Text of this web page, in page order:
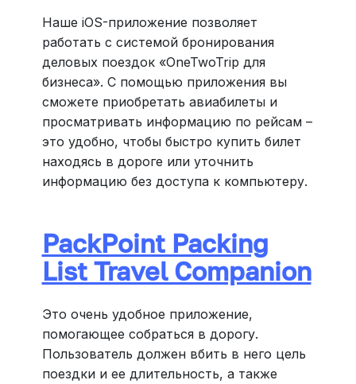
Наше iOS-приложение позволяет
работать с системой бронирования
деловых поездок «OneTwoTrip для
бизнеса». С помощью приложения вы
сможете приобретать авиабилеты и
просматривать информацию по рейсам –
это удобно, чтобы быстро купить билет
находясь в дороге или уточнить
информацию без доступа к компьютеру.
PackPoint Packing
List Travel Companion
Это очень удобное приложение,
помогающее собраться в дорогу.
Пользователь должен вбить в него цель
поездки и ее длительность, а также